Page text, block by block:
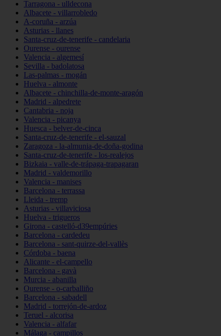
Tarragona - ulldecona
Albacete - villarrobledo
A-coruña - arzúa
Asturias - llanes
Santa-cruz-de-tenerife - candelaria
Ourense - ourense
Valencia - algemesí
Sevilla - badolatosa
Las-palmas - mogán
Huelva - almonte
Albacete - chinchilla-de-monte-aragón
Madrid - alpedrete
Cantabria - noja
Valencia - picanya
Huesca - belver-de-cinca
Santa-cruz-de-tenerife - el-sauzal
Zaragoza - la-almunia-de-doña-godina
Santa-cruz-de-tenerife - los-realejos
Bizkaia - valle-de-trápaga-trapagaran
Madrid - valdemorillo
Valencia - manises
Barcelona - terrassa
Lleida - tremp
Asturias - villaviciosa
Huelva - trigueros
Girona - castelló-d39empúries
Barcelona - cardedeu
Barcelona - sant-quirze-del-vallès
Córdoba - baena
Alicante - el-campello
Barcelona - gavà
Murcia - abanilla
Ourense - o-carballiño
Barcelona - sabadell
Madrid - torrejón-de-ardoz
Teruel - alcorisa
Valencia - alfafar
Málaga - campillos